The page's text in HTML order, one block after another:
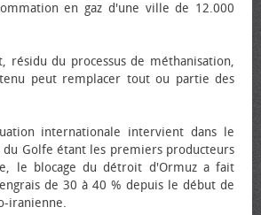
en gaz d'une ville de 12.000
résidu du processus de méthanisation,
peut remplacer tout ou partie des
internationale intervient dans le
du Golfe étant les premiers producteurs
le blocage du détroit d'Ormuz a fait
de 30 à 40 % depuis le début de
iranienne.